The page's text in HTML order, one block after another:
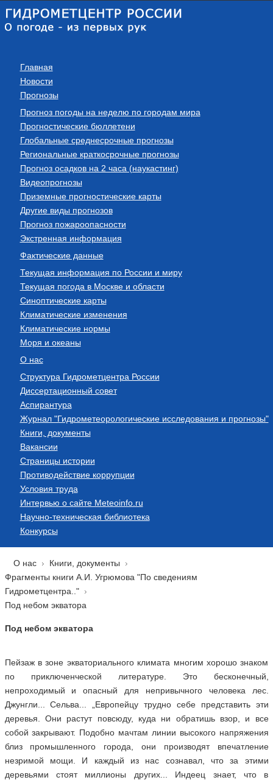
Главная
Новости
Прогнозы
Прогноз погоды на неделю по городам мира
Прогностические бюллетени
Глобальные среднесрочные прогнозы
Региональные краткосрочные прогнозы
Прогноз осадков на 2 часа (наукастинг)
Видеопрогнозы
Приземные прогностические карты
Другие виды прогнозов
Прогноз пожароопасности
Экстренная информация
Фактические данные
Текущая информация по России и миру
Текущая погода в Москве и области
Синоптические карты
Климатические изменения
Климатические нормы
Моря и океаны
О нас
Структура Гидрометцентра России
Диссертационный совет
Аспирантура
Журнал "Гидрометеорологические исследования и прогнозы"
Книги, документы
Вакансии
Страницы истории
Противодействие коррупции
Условия труда
Интервью о сайте Meteoinfo.ru
Научно-техническая библиотека
Конкурсы
О нас
Книги, документы
Фрагменты книги А.И. Угрюмова "По сведениям
Гидрометцентра.."
Под небом экватора
Под небом экватора
Пейзаж в зоне экваториального климата многим хорошо знаком
по приключенческой литературе. Это бесконечный,
непроходимый и опасный для непривычного человека лес.
Джунгли... Сельва... „Европейцу трудно себе представить эти
деревья. Они растут повсюду, куда ни обратишь взор, и все
собой закрывают. Подобно мачтам линии высокого напряжения
близ промышленного города, они производят впечатление
незримой мощи. И каждый из нас сознавал, что за этими
деревьями стоят миллионы других... Индеец знает, что в